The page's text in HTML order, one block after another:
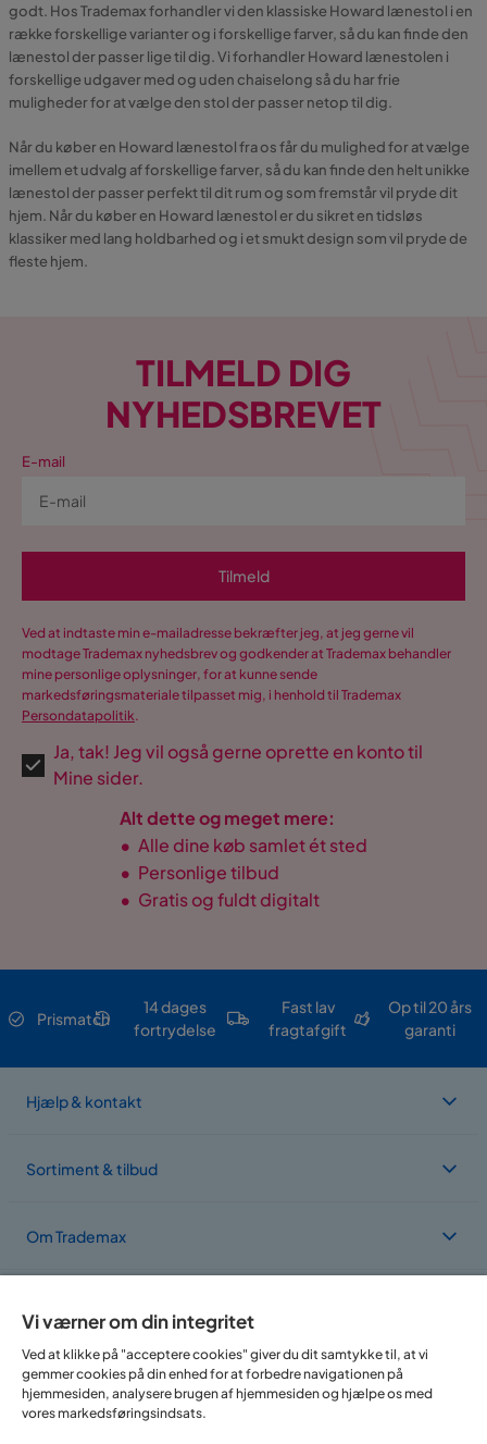
godt. Hos Trademax forhandler vi den klassiske Howard lænestol i en
række forskellige varianter og i forskellige farver, så du kan finde den
lænestol der passer lige til dig. Vi forhandler Howard lænestolen i
forskellige udgaver med og uden chaiselong så du har frie
muligheder for at vælge den stol der passer netop til dig.
Når du køber en Howard lænestol fra os får du mulighed for at vælge
imellem et udvalg af forskellige farver, så du kan finde den helt unikke
lænestol der passer perfekt til dit rum og som fremstår vil pryde dit
hjem. Når du køber en Howard lænestol er du sikret en tidsløs
klassiker med lang holdbarhed og i et smukt design som vil pryde de
fleste hjem.
TILMELD DIG
NYHEDSBREVET
E-mail
Tilmeld
Ved at indtaste min e-mailadresse bekræfter jeg, at jeg gerne vil
modtage Trademax nyhedsbrev og godkender at Trademax behandler
mine personlige oplysninger, for at kunne sende
markedsføringsmateriale tilpasset mig, i henhold til Trademax
Persondatapolitik.
Ja, tak! Jeg vil også gerne oprette en konto til
Mine sider.
Alt dette og meget mere:
• Alle dine køb samlet ét sted
• Personlige tilbud
• Gratis og fuldt digitalt
Prismatch
14 dages
fortrydelse
Fast lav
fragtafgift
Op til 20 års
garanti
Hjælp & kontakt
Sortiment & tilbud
Om Trademax
Vi findes i flere forskellige lande
Vi værner om din integritet
Ved at klikke på "acceptere cookies" giver du dit samtykke til, at vi
gemmer cookies på din enhed for at forbedre navigationen på
hjemmesiden, analysere brugen af hjemmesiden og hjælpe os med
vores markedsføringsindsats.